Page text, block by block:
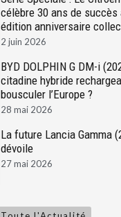
célèbre 30 ans de succès
édition anniversaire
2 juin 2026
BYD DOLPHIN G DM-i
citadine hybride
bousculer l’Europe ?
28 mai 2026
La future Lancia Gamma
dévoile
27 mai 2026